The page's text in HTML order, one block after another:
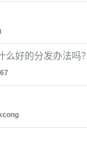
好的分发办法吗？